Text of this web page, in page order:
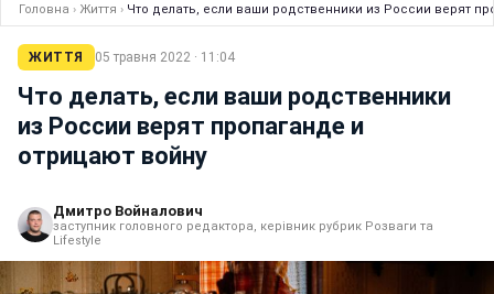
Головна › Життя › Что делать, если ваши родственники из России верят
ЖИТТЯ 05 травня 2022 · 11:04
Что делать, если ваши родственники
из России верят пропаганде и
отрицают войну
Дмитро Войналович
заступник головного редактора, керівник рубрик Розваги та
Lifestyle